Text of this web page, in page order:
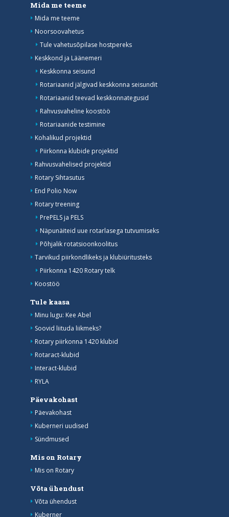
Mida me teeme
Mida me teeme
Noorsoovahetus
Tule vahetusõpilase hostpereks
Keskkond ja Läänemeri
Keskkonna seisund
Rotariaanid jälgivad keskkonna seisundit
Rotariaanid teevad keskkonnategusid
Rahvusvaheline koostöö
Rotariaanide testimine
Kohalikud projektid
Piirkonna klubide projektid
Rahvusvahelised projektid
Rotary Sihtasutus
End Polio Now
Rotary treening
PrePELS ja PELS
Näpunäiteid uue rotarlasega tutvumiseks
Põhjalik rotatsioonkoolitus
Tarvikud piirkondlikeks ja klubiüritusteks
Piirkonna 1420 Rotary telk
Koostöö
Tule kaasa
Minu lugu: Kee Abel
Soovid liituda liikmeks?
Rotary piirkonna 1420 klubid
Rotaract-klubid
Interact-klubid
RYLA
Päevakohast
Päevakohast
Kuberneri uudised
Sündmused
Mis on Rotary
Mis on Rotary
Võta ühendust
Võta ühendust
Kuberner